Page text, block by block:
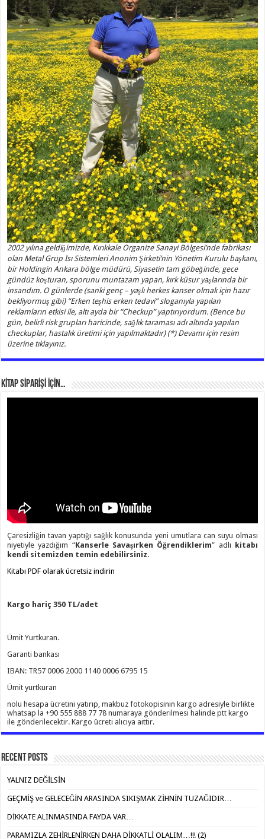
2002 yılına geldiğimizde, Kırıkkale Organize Sanayi Bölgesi’nde fabrikası
olan Metal Grup Isı Sistemleri Anonim Şirketi’nin Yönetim Kurulu başkanı,
bir Holdingin Ankara bölge müdürü, Siyasetin tam göbeğinde, gece
gündüz koşturan, sporunu muntazam yapan, kırk küsur yaşlarında bir
insandım. O günlerde (sanki genç – yaşlı herkes kanser olmak için hazır
bekliyormuş gibi) “Erken teşhis erken tedavi” sloganıyla yapılan
reklamların etkisi ile, altı ayda bir “Checkup” yaptırıyordum. (Bence bu
gün, belirli risk grupları haricinde, sağlık taraması adı altında yapılan
checkuplar, hastalık üretimi için yapılmaktadır) (*) Devamı için resim
üzerine tıklayınız.
KİTAP SİPARİŞİ İÇİN…
Çaresizliğin tavan yaptığı sağlık konusunda yeni umutlara can suyu olması
niyetiyle yazdığım “Kanserle Savaşırken Öğrendiklerim” adlı
kitabı
kendi sitemizden temin edebilirsiniz.
Kitabı PDF olarak ücretsiz indirin
Kargo hariç 350 TL/adet
Ümit Yurtkuran.
Garanti bankası
IBAN: TR57 0006 2000 1140 0006 6795 15
Ümit yurtkuran
nolu hesapa ücretini yatırıp, makbuz fotokopisinin kargo adresiyle birlikte
whatsap la +90 555 888 77 78 numaraya gönderilmesi halinde ptt kargo
ile gönderilecektir. Kargo ücreti alıcıya aittir.
Recent Posts
YALNIZ DEĞİLSİN
GEÇMİŞ ve GELECEĞİN ARASINDA SIKIŞMAK ZİHNİN TUZAĞIDIR…
DİKKATE ALINMASINDA FAYDA VAR…
PARAMIZLA ZEHİRLENİRKEN DAHA DİKKATLİ OLALIM…!!! (2)